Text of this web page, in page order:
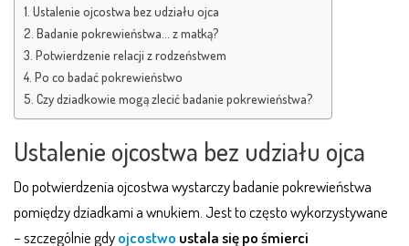
Ustalenie ojcostwa bez udziału ojca
Badanie pokrewieństwa… z matką?
Potwierdzenie relacji z rodzeństwem
Po co badać pokrewieństwo
Czy dziadkowie mogą zlecić badanie pokrewieństwa?
Ustalenie ojcostwa bez udziału ojca
Do potwierdzenia ojcostwa wystarczy badanie pokrewieństwa
pomiędzy dziadkami a wnukiem. Jest to często wykorzystywane
– szczególnie gdyojcostwo ustala się po śmierci